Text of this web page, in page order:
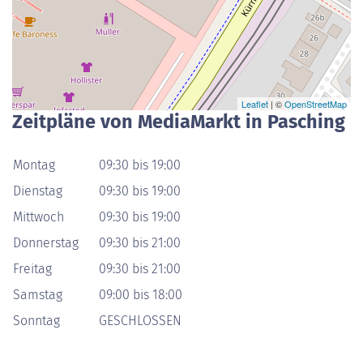
Leaflet | ©OpenStreetMap
Zeitpläne von MediaMarkt in Pasching
Montag
09:30 bis 19:00
Dienstag
09:30 bis 19:00
Mittwoch
09:30 bis 19:00
Donnerstag
09:30 bis 21:00
Freitag
09:30 bis 21:00
Samstag
09:00 bis 18:00
Sonntag
GESCHLOSSEN